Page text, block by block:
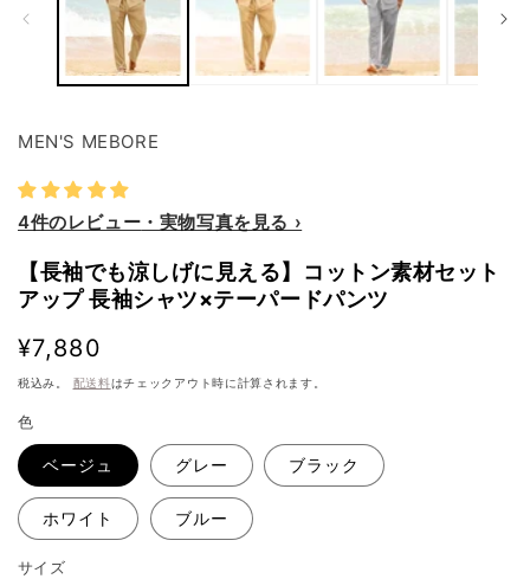
デ
く
MEN'S MEBORE
4件のレビュー
【長袖でも涼しげに見える】コットン素材セット
アップ 長袖シャツ×テーパードパンツ
通
常
格
¥7,880
税込み。 配送料はチェックアウト時に計算されます。
色
ベージュ グレー ブラック
ホワイト ブルー
サイズ